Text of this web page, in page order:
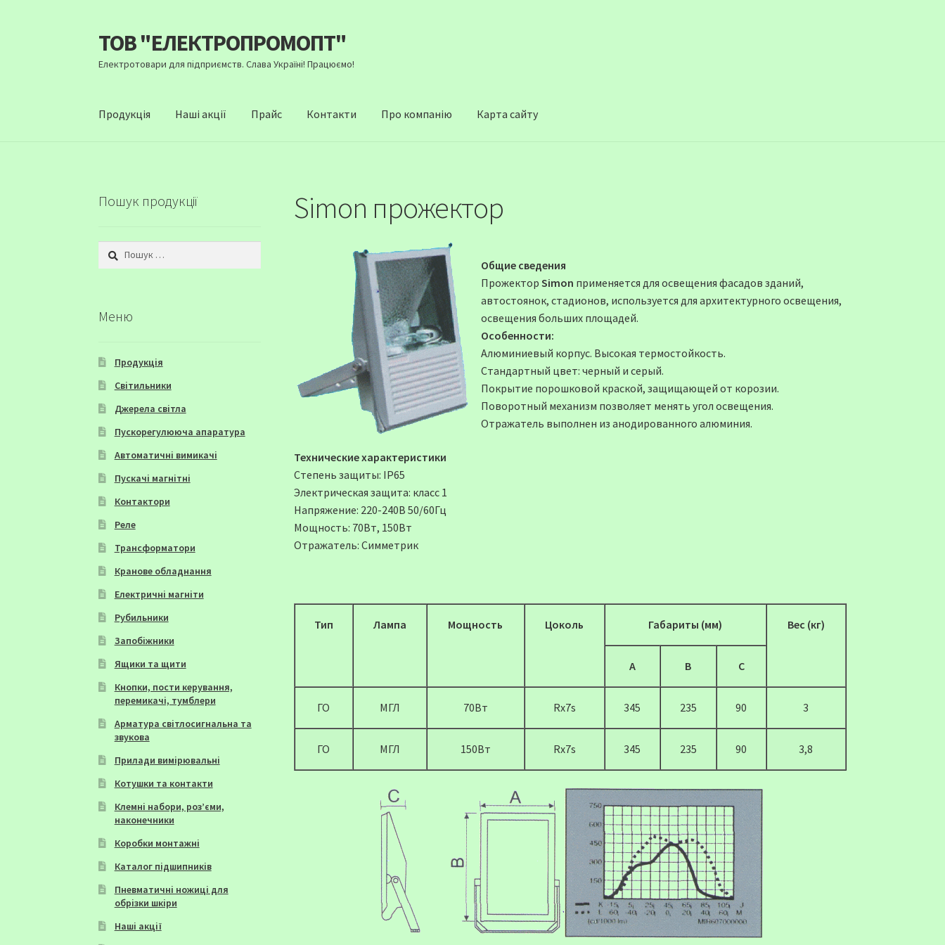
Перейти
до
навігації
Перейти
до
вмісту
ТОВ "ЕЛЕКТРОПРОМОПТ"
Електротовари для підприємств. Слава Україні! Працюємо!
Продукція Наші акції Прайс Контакти Про компанію Карта сайту
Simon прожектор
Общие сведения
Прожектор Simon применяется для освещения фасадов зданий,
автостоянок, стадионов, используется для архитектурного освещения,
освещения больших площадей.
Особенности:
Алюминиевый корпус. Высокая термостойкость.
Стандартный цвет: черный и серый.
Покрытие порошковой краской, защищающей от корозии.
Поворотный механизм позволяет менять угол освещения.
Отражатель выполнен из анодированного алюминия.
Технические характеристики
Степень защиты: IP65
Электрическая защита: класс 1
Напряжение: 220-240В 50/60Гц
Мощность: 70Вт, 150Вт
Отражатель: Симметрик
Тип Лампа Мощность Цоколь Габариты (мм) Вес (кг)
А В С
ГО МГЛ 70Вт Rx7s 345 235 90 3
ГО МГЛ 150Вт Rx7s 345 235 90 3,8
Пошук продукції
Пошук:
Меню
Продукція
Світильники
Джерела світла
Пускорегулююча апаратура
Автоматичні вимикачі
Пускачі магнітні
Контактори
Реле
Трансформатори
Кранове обладнання
Електричні магніти
Рубильники
Запобіжники
Ящики та щити
Кнопки, пости керування,
перемикачі, тумблери
Арматура світлосигнальна та
звукова
Прилади вимірювальні
Котушки та контакти
Клемні набори, роз’єми,
наконечники
Коробки монтажні
Каталог підшипників
Пневматичні ножиці для
обрізки шкіри
Наші акції